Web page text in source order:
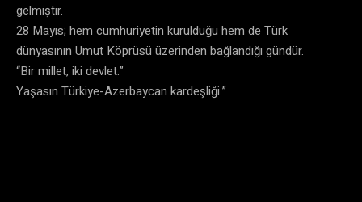
gelmiştir.
28 Mayıs; hem cumhuriyetin kurulduğu hem de Türk
dünyasının Umut Köprüsü üzerinden bağlandığı gündür.
“Bir millet, iki devlet.”
Yaşasın Türkiye-Azerbaycan kardeşliği.”